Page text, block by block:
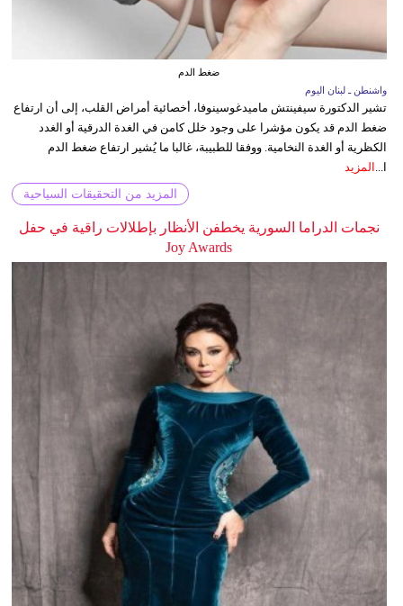
ضغط الدم
واشنطن ـ لبنان اليوم
تشير الدكتورة سيفينتش ماميدغوسينوفا، أخصائية أمراض القلب، إلى أن ارتفاع
ضغط الدم قد يكون مؤشرا على وجود خلل كامن في الغدة الدرقية أو الغدد
الكظرية أو الغدة النخامية. ووفقا للطبيبة، غالبا ما يُشير ارتفاع ضغط الدم
ا... المزيد
المزيد من التحقيقات السياحية
نجمات الدراما السورية يخطفن الأنظار بإطلالات راقية في حفل
Joy Awards